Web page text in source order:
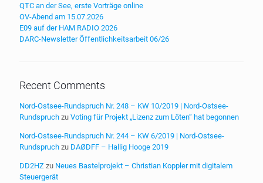
QTC an der See, erste Vorträge online
OV-Abend am 15.07.2026
E09 auf der HAM RADIO 2026
DARC-Newsletter Öffentlichkeitsarbeit 06/26
Recent Comments
Nord-Ostsee-Rundspruch Nr. 248 – KW 10/2019 | Nord-Ostsee-
Rundspruch zu Voting für Projekt „Lizenz zum Löten“ hat begonnen
Nord-Ostsee-Rundspruch Nr. 244 – KW 6/2019 | Nord-Ostsee-
Rundspruch zu DAØDFF – Hallig Hooge 2019
DD2HZ zu Neues Bastelprojekt – Christian Koppler mit digitalem
Steuergerät